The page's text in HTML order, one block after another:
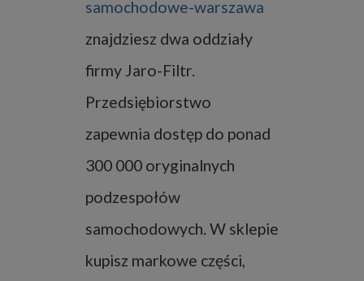
samochodowe-warszawa
znajdziesz dwa oddziały
firmy Jaro-Filtr.
Przedsiębiorstwo
zapewnia dostęp do ponad
300 000 oryginalnych
podzespołów
samochodowych. W sklepie
kupisz markowe części,